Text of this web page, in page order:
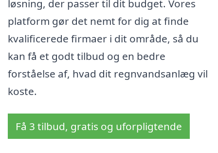
løsning, der passer til dit budget. Vores
platform gør det nemt for dig at finde
kvalificerede firmaer i dit område, så du
kan få et godt tilbud og en bedre
forståelse af, hvad dit regnvandsanlæg vil
koste.
Få 3 tilbud, gratis og uforpligtende